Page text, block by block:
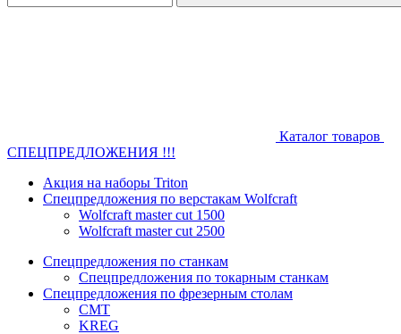
Каталог товаров
СПЕЦПРЕДЛОЖЕНИЯ !!!
Акция на наборы Triton
Спецпредложения по верстакам Wolfcraft
Wolfcraft master cut 1500
Wolfcraft master cut 2500
Спецпредложения по станкам
Спецпредложения по токарным станкам
Спецпредложения по фрезерным столам
CMT
KREG